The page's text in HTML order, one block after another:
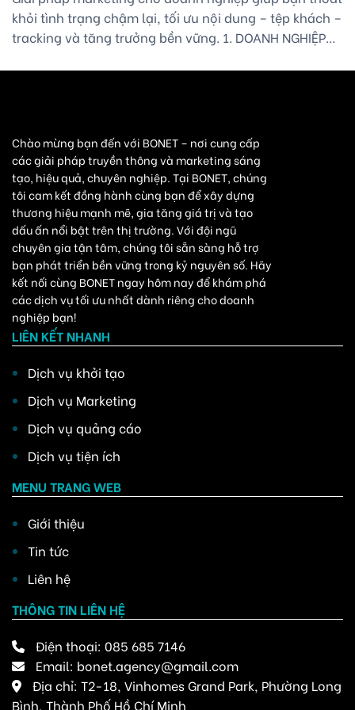
khỏi tình trạng chậm lại, tối ưu nội dung – tệp khách –
tracking và tăng trưởng bền vững. 1. DOANH NGHIỆP
MARKETING CHO DOANH NGHIỆP Khi doanh nghiệp bắt
Chào mừng bạn đến với BONET – nơi cung cấp
các giải pháp truyền thông và marketing sáng
tạo, hiệu quả, chuyên nghiệp. Tại BONET, chúng
tôi cam kết đồng hành cùng bạn để xây dựng
thương hiệu mạnh mẽ, gia tăng giá trị và tạo
dấu ấn nổi bật trên thị trường. Với đội ngũ
chuyên gia tận tâm, chúng tôi sẵn sàng hỗ trợ
bạn phát triển bền vững trong kỷ nguyên số. Hãy
kết nối cùng BONET ngay hôm nay để khám phá
các dịch vụ tối ưu nhất dành riêng cho doanh
nghiệp bạn!
LIÊN KẾT NHANH
Dịch vụ khởi tạo
Dịch vụ Marketing
Dịch vụ quảng cáo
Dịch vụ tiện ích
MENU TRANG WEB
Giới thiệu
Tin tức
Liên hệ
THÔNG TIN LIÊN HỆ
Điện thoại: 085 685 7146
Email: bonet.agency@gmail.com
Địa chỉ: T2-18, Vinhomes Grand Park, Phường Long
Bình, Thành Phố Hồ Chí Minh